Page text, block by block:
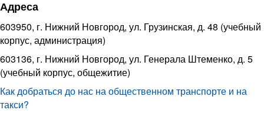
Адреса
603950, г. Нижний Новгород, ул. Грузинская, д. 48 (учебный
корпус, администрация)
603136, г. Нижний Новгород, ул. Генерала Штеменко, д. 5
(учебный корпус, общежитие)
Как добраться до нас на общественном транспорте и на
такси?